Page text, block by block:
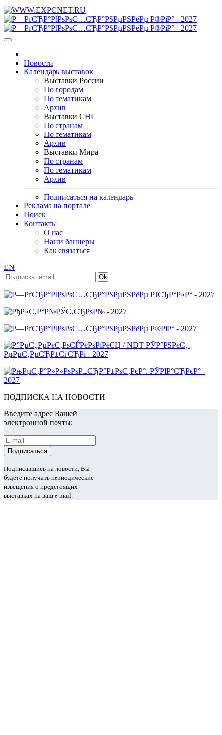
Новости
Календарь выставок
Выставки России
По городам
По тематикам
Архив
Выставки СНГ
По странам
По тематикам
Архив
Выставки Мира
По странам
По тематикам
Архив
Подписаться на календарь
Реклама на портале
Поиск
Контакты
О нас
Наши баннеры
Как связаться
EN
ПОДПИСКА НА НОВОСТИ
Введите адрес Вашей
электронной почты:
Подписавшись на новости, Вы
будете получать периодические
извещения о предстоящих
выставках на ваш e-mail.